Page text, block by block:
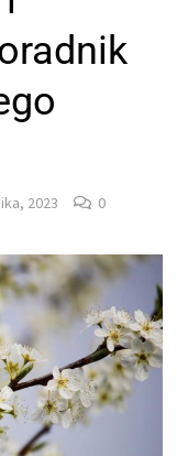
2023 0